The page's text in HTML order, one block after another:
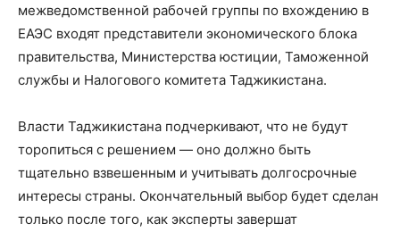
межведомственной рабочей группы по вхождению в
ЕАЭС входят представители экономического блока
правительства, Министерства юстиции, Таможенной
службы и Налогового комитета Таджикистана.
Власти Таджикистана подчеркивают, что не будут
торопиться с решением — оно должно быть
тщательно взвешенным и учитывать долгосрочные
интересы страны. Окончательный выбор будет сделан
только после того, как эксперты завершат